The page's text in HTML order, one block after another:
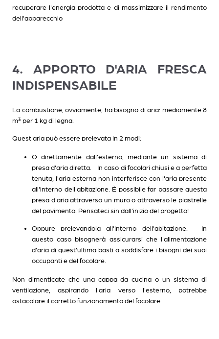
recuperare l'energia prodotta e di massimizzare il rendimento
dell'apparecchio
4. APPORTO D'ARIA FRESCA
INDISPENSABILE
La combustione, ovviamente, ha bisogno di aria: mediamente 8
m³ per 1 kg di legna.
Quest'aria può essere prelevata in 2 modi:
O direttamente dall'esterno, mediante un sistema di
presa d'aria diretta. In caso di focolari chiusi e a perfetta
tenuta, l'aria esterna non interferisce con l'aria presente
all'interno dell'abitazione. È possibile far passare questa
presa d'aria attraverso un muro o attraverso le piastrelle
del pavimento. Pensateci sin dall'inizio del progetto!
Oppure prelevandola all'interno dell'abitazione. In
questo caso bisognerà assicurarsi che l'alimentazione
d'aria di quest'ultima basti a soddisfare i bisogni dei suoi
occupanti e del focolare.
Non dimenticate che una cappa da cucina o un sistema di
ventilazione, aspirando l'aria verso l'esterno, potrebbe
ostacolare il corretto funzionamento del focolare